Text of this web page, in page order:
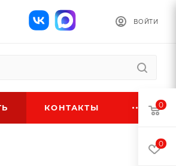
ВОЙТИ
КОНТАКТЫ 0
0